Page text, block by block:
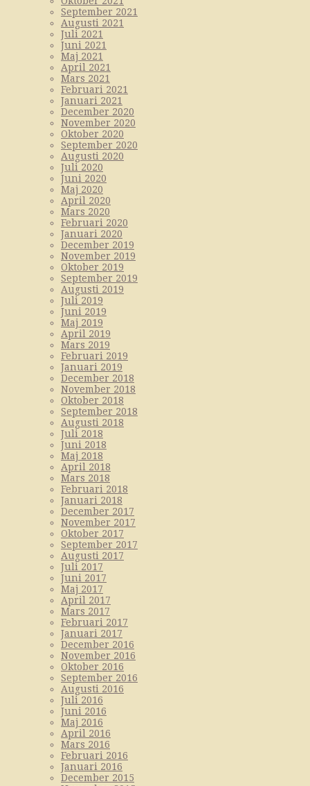
September 2021
Augusti 2021
Juli 2021
Juni 2021
Maj 2021
April 2021
Mars 2021
Februari 2021
Januari 2021
December 2020
November 2020
Oktober 2020
September 2020
Augusti 2020
Juli 2020
Juni 2020
Maj 2020
April 2020
Mars 2020
Februari 2020
Januari 2020
December 2019
November 2019
Oktober 2019
September 2019
Augusti 2019
Juli 2019
Juni 2019
Maj 2019
April 2019
Mars 2019
Februari 2019
Januari 2019
December 2018
November 2018
Oktober 2018
September 2018
Augusti 2018
Juli 2018
Juni 2018
Maj 2018
April 2018
Mars 2018
Februari 2018
Januari 2018
December 2017
November 2017
Oktober 2017
September 2017
Augusti 2017
Juli 2017
Juni 2017
Maj 2017
April 2017
Mars 2017
Februari 2017
Januari 2017
December 2016
November 2016
Oktober 2016
September 2016
Augusti 2016
Juli 2016
Juni 2016
Maj 2016
April 2016
Mars 2016
Februari 2016
Januari 2016
December 2015